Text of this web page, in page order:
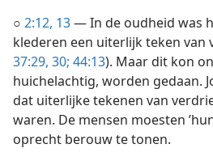
○ 2:12, 13— In de oudheid was
klederen een uiterlijk teken van
37:29, 30; 44:13). Maar dit kon
huichelachtig, worden gedaan.
dat uiterlijke tekenen van
waren. De mensen moesten
oprecht berouw te tonen.